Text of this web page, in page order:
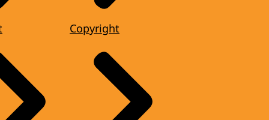
Copyright